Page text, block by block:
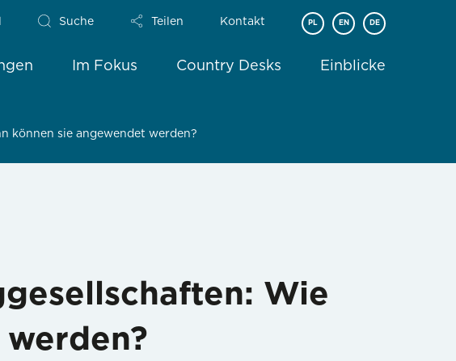
Suche Teilen Kontakt PL EN DE
Im Fokus Country Desks Einblicke
können sie angewendet werden?
Wie